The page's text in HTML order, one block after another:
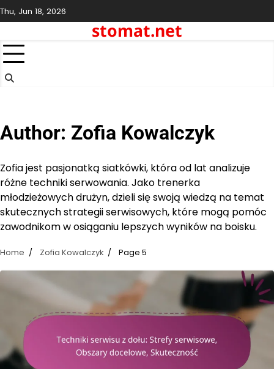
Skip
to
Thu, Jun 18, 2026
stomat.net
Author: Zofia Kowalczyk
Zofia jest pasjonatką siatkówki, która od lat analizuje
różne techniki serwowania. Jako trenerka
młodzieżowych drużyn, dzieli się swoją wiedzą na temat
skutecznych strategii serwisowych, które mogą pomóc
zawodnikom w osiąganiu lepszych wyników na boisku.
Home Zofia Kowalczyk Page 5